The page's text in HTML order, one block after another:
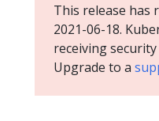
This release has
2021-06-18.
receiving
Upgrade to a